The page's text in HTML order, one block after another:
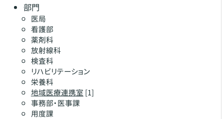
部門
医局
看護部
薬剤科
放射線科
検査科
リハビリテーション
栄養科
地域医療連携室 [1]
事務部・医事課
用度課